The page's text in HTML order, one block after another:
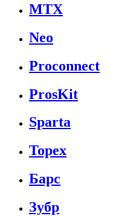
MTX
Neo
Proconnect
ProsKit
Sparta
Topex
Барс
Зубр